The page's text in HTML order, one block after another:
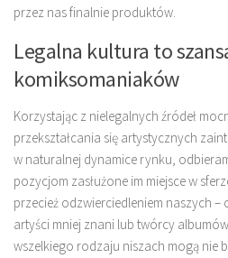
przez nas finalnie produktów.
Legalna kultura to
komiksomaniaków
Korzystając z nielegalnych źródeł
przekształcania się artystycznych
w naturalnej dynamice rynku,
pozycjom zasłużone im miejsce w
przecież odzwierciedleniem naszych
artyści mniej znani lub twórcy
wszelkiego rodzaju niszach mogą nie